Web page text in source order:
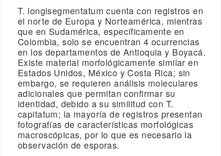
T. longisegmentatum cuenta con registros en
el norte de Europa y Norteamérica, mientras
que en Sudamérica, específicamente en
Colombia, solo se encuentran 4 ocurrencias
en los departamentos de Antioquia y Boyacá.
Existe material morfológicamente similar en
Estados Unidos, México y Costa Rica; sin
embargo, se requieren análisis moleculares
adicionales que permitan confirmar su
identidad, debido a su similitud con T.
capitatum; la mayoría de registros presentan
fotografías de características morfológicas
macroscópicas, por lo que es necesario la
observación de esporas.